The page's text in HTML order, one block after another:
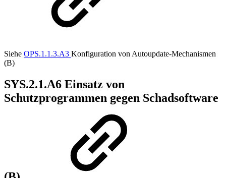
Siehe OPS.1.1.3.A3 Konfiguration von Autoupdate-Mechanismen
(B)
SYS.2.1.A6 Einsatz von
Schutzprogrammen gegen Schadsoftware